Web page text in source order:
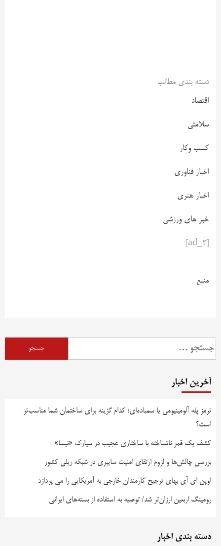
دسته بندی مطالب
اقتصاد
سلامتی
کسب وکار
اخبار فناوری
اخبار هنری
خبر های ورزشی
منبع
آخرین اخبار
ترمز پله آلومینیومی یا سمباده‌ای؛ کدام گزینه برای ساختمان شما مناسب‌تر
است؟
کشف یک قمر ناشناخته با ساختاری عجیب در سیارک «نیسا»
بررسی چالش‌ها و لزوم ارتقای امنیت سایبری در شبکه ریلی کشور
اوپن ای آی بهای ترجیح کارمندان خارجی به آمریکایی را می پردازد
رومینگ اربعین ارزان‌تر شد/ توصیه به استفاده از بسته‌های ایرانی
دسته بندی اخبار